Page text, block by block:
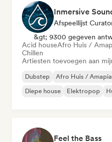
Inmersive
Afspeellijst
&gt; 9300 gegeven
Acid houseAfro Huis /
Chillen
Artiesten toevoegen aan
Dubstep Afro Huis /
Diepe house
Elektropop
Feel the Bass